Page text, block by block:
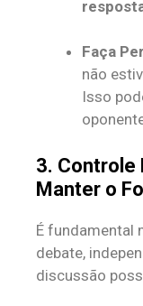
Faça
não
Isso
3. Controle
Manter o
É fundamental
debate,
discussão